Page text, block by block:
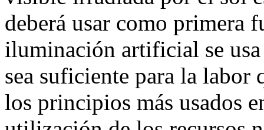
deberá usar como primera
iluminación artificial se
sea suficiente para la labor
los principios más usados